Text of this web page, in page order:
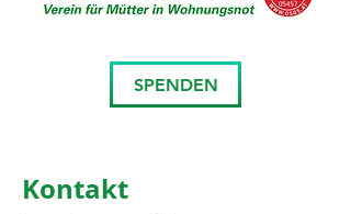
SPENDEN
Kontakt